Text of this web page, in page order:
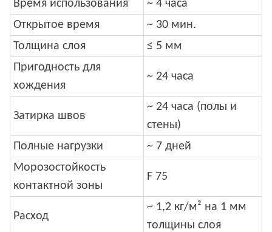
Время использования
~ 4 часа
Открытое время
~ 30 мин.
Толщина слоя
≤ 5 мм
Пригодность для
хождения
~ 24 часа
Затирка швов
~ 24 часа (полы и
стены)
Полные нагрузки
~ 7 дней
Морозостойкость
контактной зоны
F 75
Расход
~ 1,2 кг/м² на 1 мм
толщины слоя